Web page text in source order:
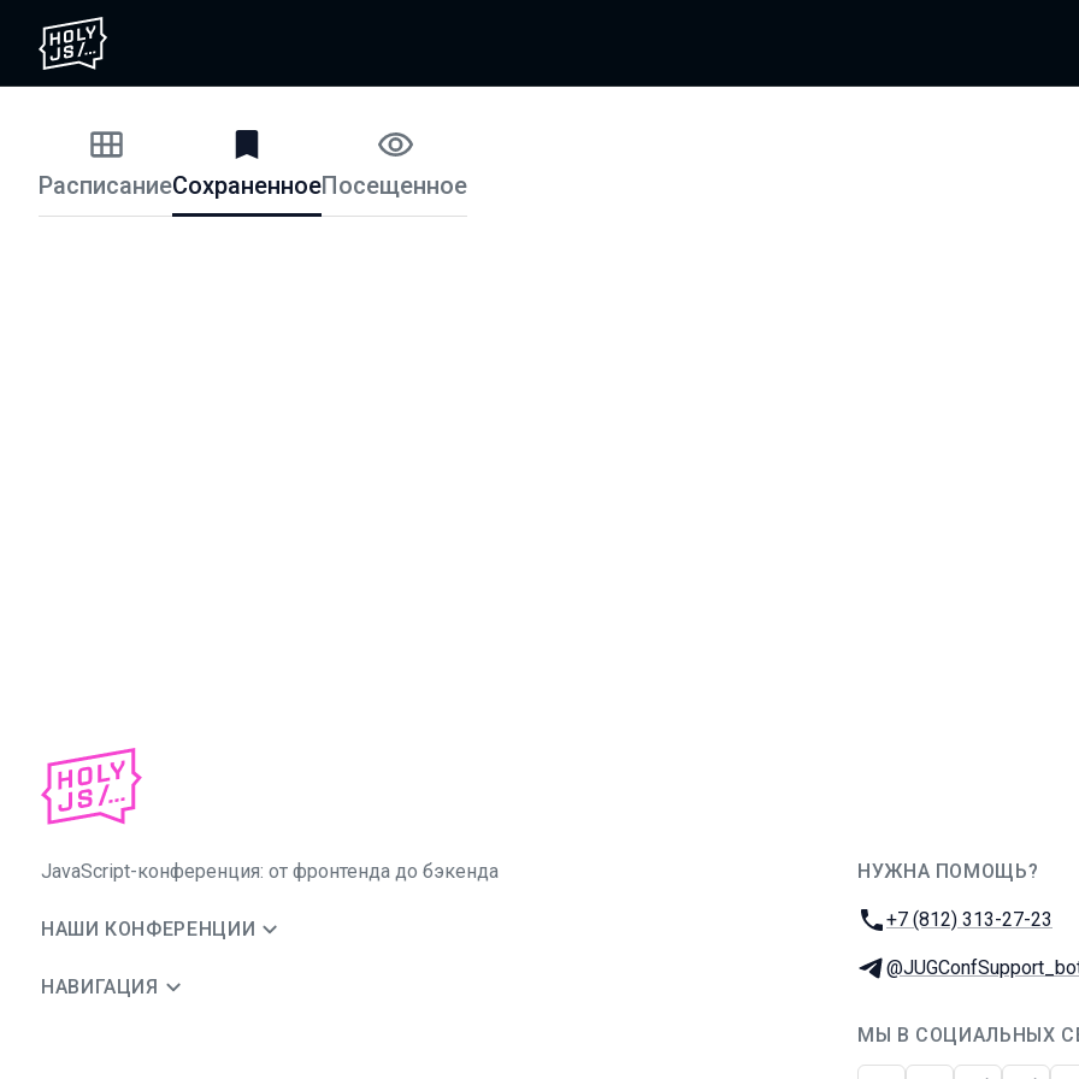
Расписание
РасписаниеСохраненноеПосещенное
JavaScript-конференция: от фронтенда до бэкенда
НАШИ КОНФЕРЕНЦИИ
НАВИГАЦИЯ
НУЖНА ПОМОЩЬ?
Телефон:
+7 (812) 313-27-23
Телеграм:
МЫ В СОЦИАЛЬНЫХ